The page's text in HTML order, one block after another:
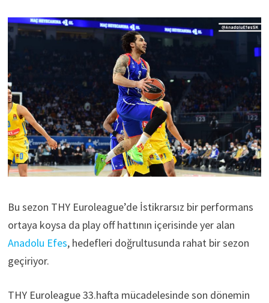
Bu sezon THY Euroleague’de İstikrarsız bir performans
ortaya koysa da play off hattının içerisinde yer alan
Anadolu Efes, hedefleri doğrultusunda rahat bir sezon
geçiriyor.
THY Euroleague 33.hafta mücadelesinde son dönemin